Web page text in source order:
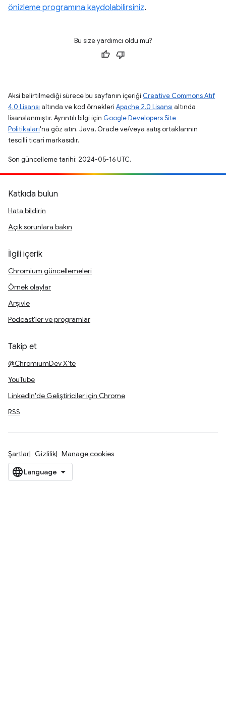
önizleme programına kaydolabilirsiniz.
Bu size yardımcı oldu mu?
Aksi belirtilmediği sürece bu sayfanın içeriği Creative Commons Atıf
4.0 Lisansı altında ve kod örnekleri Apache 2.0 Lisansı altında
lisanslanmıştır. Ayrıntılı bilgi için Google Developers Site
Politikaları'na göz atın. Java, Oracle ve/veya satış ortaklarının
tescilli ticari markasıdır.
Son güncelleme tarihi: 2024-05-16 UTC.
Katkıda bulun
Hata bildirin
Açık sorunlara bakın
İlgili içerik
Chromium güncellemeleri
Örnek olaylar
Arşivle
Podcast'ler ve programlar
Takip et
@ChromiumDev X'te
YouTube
LinkedIn'de Geliştiriciler için Chrome
RSS
Şartlar Gizlilik Manage cookies